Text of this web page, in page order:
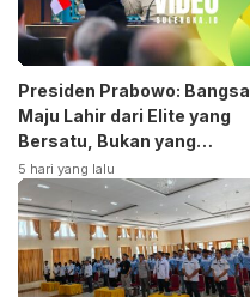
Presiden Prabowo: Bangsa
Maju Lahir dari Elite yang
Bersatu, Bukan yang
Terpecah
5 hari yang lalu